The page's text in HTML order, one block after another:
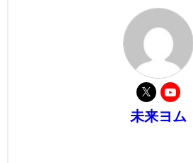
未来ヨム